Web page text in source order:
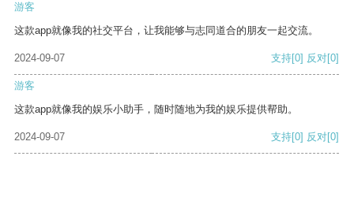
游客
这款app就像我的社交平台，让我能够与志同道合的朋友一起交流。
2024-09-07 支持[0] 反对[0]
游客
这款app就像我的娱乐小助手，随时随地为我的娱乐提供帮助。
2024-09-07 支持[0] 反对[0]